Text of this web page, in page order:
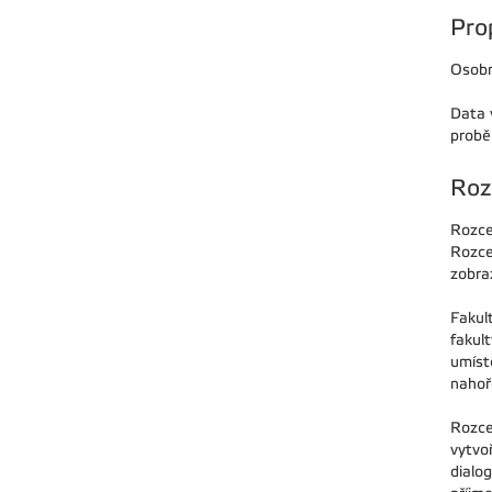
Data